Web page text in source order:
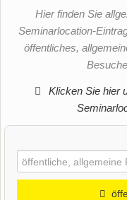
Hier finden Sie
Seminarlocation-
öffentliches,
Klicken Sie hier